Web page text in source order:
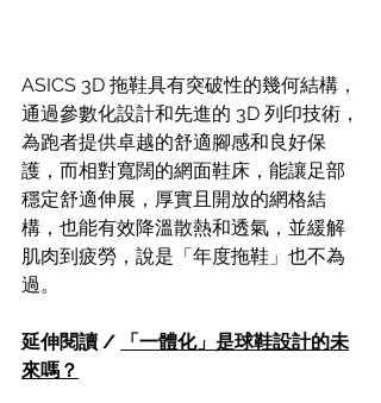
ASICS 3D 拖鞋具有突破性的幾何結構，
通過參數化設計和先進的 3D 列印技術，
為跑者提供卓越的舒適腳感和良好保
護，而相對寬闊的網面鞋床，能讓足部
穩定舒適伸展，厚實且開放的網格結
構，也能有效降溫散熱和透氣，並緩解
肌肉到疲勞，說是「年度拖鞋」也不為
過。
延伸閱讀 /
「一體化」是球鞋設計的未
來嗎？